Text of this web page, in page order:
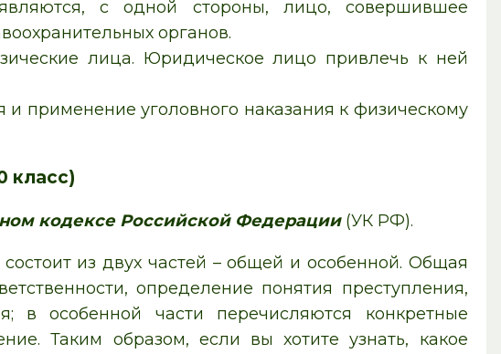
с одной стороны, лицо, совершившее
органов.
лица. Юридическое лицо привлечь к ней
применение уголовного наказания к физическому
класс)
кодексе Российской Федерации(УК РФ).
из двух частей – общей и особенной. Общая
определение понятия преступления,
особенной части перечисляются конкретные
Таким образом, если вы хотите узнать, какое